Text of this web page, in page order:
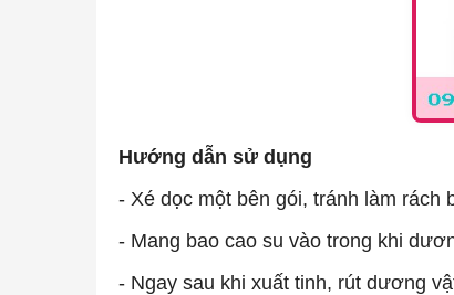
Hướng dẫn sử dụng
- Xé dọc một bên gói, tránh làm rách
- Mang bao cao su vào trong khi
- Ngay sau khi xuất tinh, rút dương